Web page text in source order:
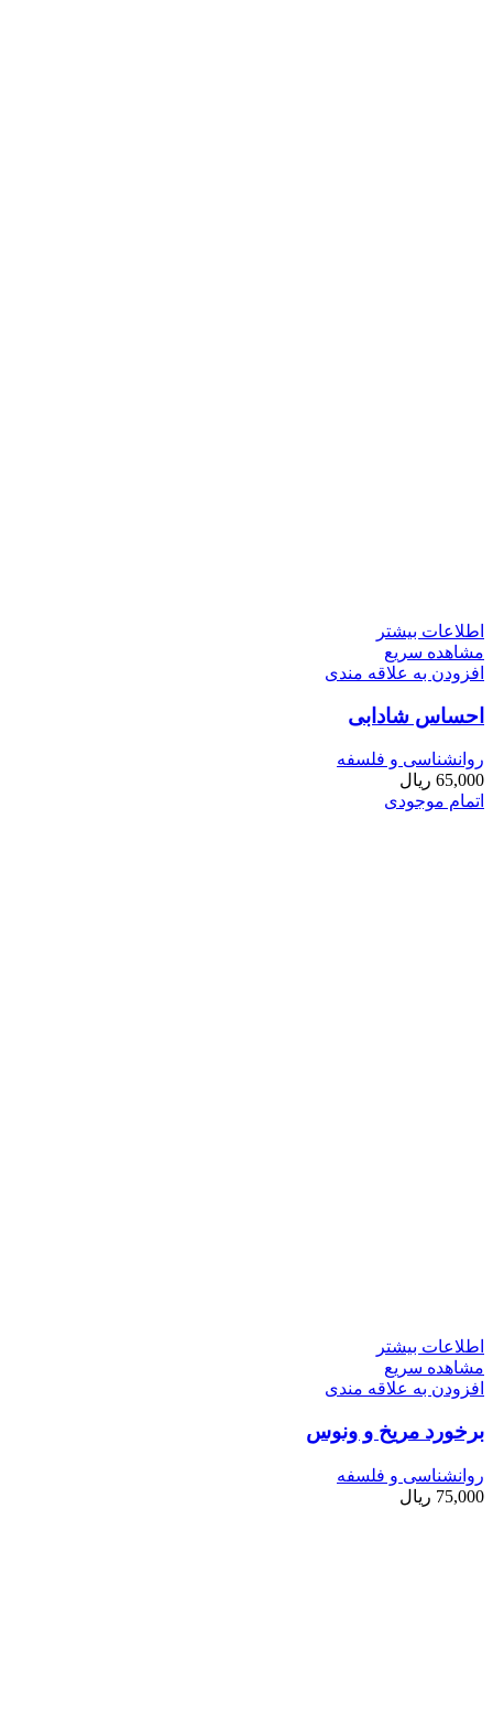
اطلاعات بیشتر
مشاهده سریع
افزودن به علاقه مندی
احساس شادابی
روانشناسی و فلسفه
65,000 ریال
اتمام موجودی
اطلاعات بیشتر
مشاهده سریع
افزودن به علاقه مندی
برخورد مریخ و ونوس
روانشناسی و فلسفه
75,000 ریال